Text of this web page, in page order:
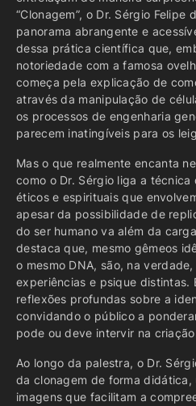
“Clonagem”, o Dr. Sérgio Felipe
panorama abrangente e
dessa prática científica que,
notoriedade com a famosa
começa pela explicação de
através da manipulação de
os processos de engenharia
parecem inatingíveis para os
Mas o que realmente encanta
como o Dr. Sérgio liga a
éticos e espirituais que
apesar da possibilidade de
do ser humano va além da
destaca que, mesmo gêmeos
o mesmo DNA, são, na
experiências e psique distintas.
reflexões profundas sobre a
convidando o público a
pode ou deve intervir na
Ao longo da palestra, o Dr.
da clonagem de forma didática,
imagens que facilitam a